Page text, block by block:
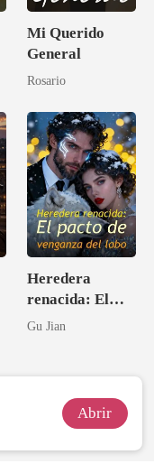
Mi Querido
General
Rosario
Heredera
renacida: El
pacto de
Gu Jian
Abrir